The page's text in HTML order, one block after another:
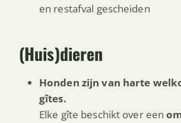
en restafval gescheiden
(Huis)dieren
Honden zijn van harte
gîtes.
Elke gîte beschikt over een